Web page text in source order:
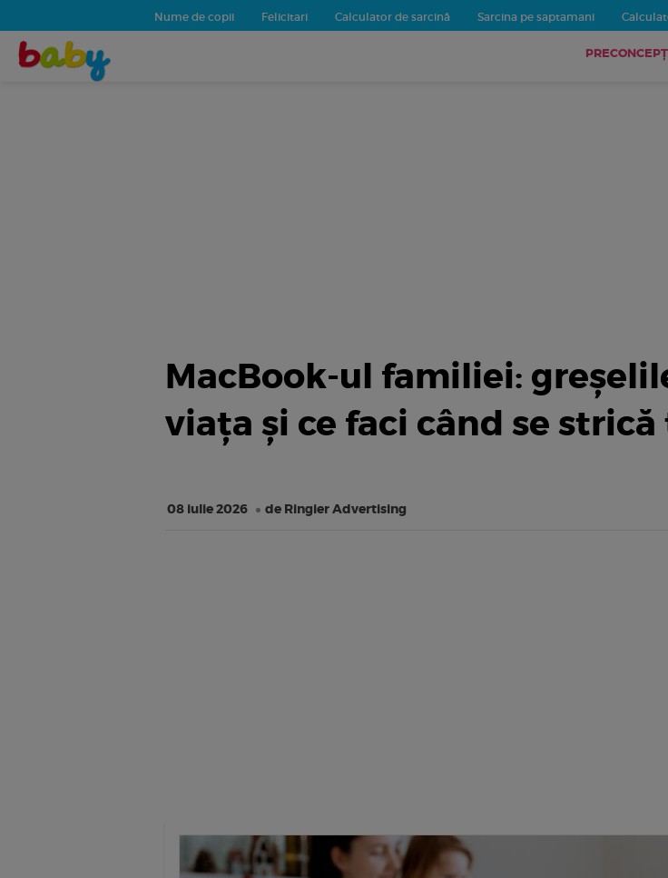
Nume de copii Felicitari Calculator de sarcină Sarcina pe saptamani
MacBook-ul familiei:
viața și ce faci când se
08 iulie 2026 de Ringier Advertising